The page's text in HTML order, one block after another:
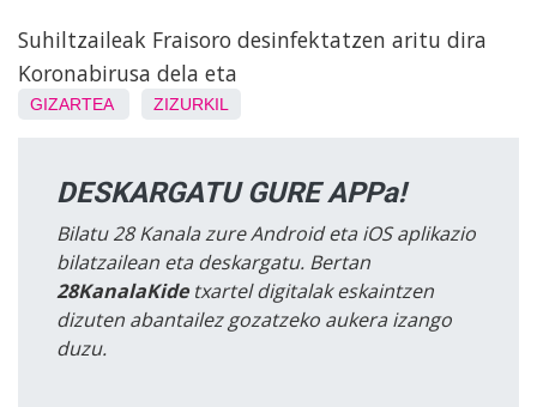
Suhiltzaileak Fraisoro desinfektatzen aritu dira
Koronabirusa dela eta
GIZARTEA ZIZURKIL
DESKARGATU GURE APPa!
Bilatu 28 Kanala zure Android eta iOS aplikazio
bilatzailean eta deskargatu. Bertan
28KanalaKidetxartel digitalak eskaintzen
dizuten abantailez gozatzeko aukera izango
duzu.